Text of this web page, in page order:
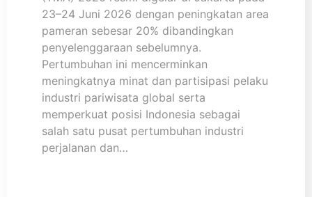
23–24 Juni 2026 dengan peningkatan area
pameran sebesar 20% dibandingkan
penyelenggaraan sebelumnya.
Pertumbuhan ini mencerminkan
meningkatnya minat dan partisipasi pelaku
industri pariwisata global serta
memperkuat posisi Indonesia sebagai
salah satu pusat pertumbuhan industri
perjalanan dan…